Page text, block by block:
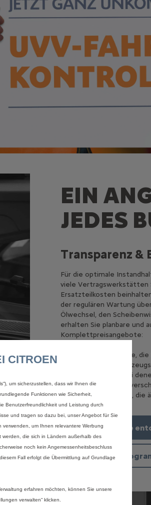
EIN
JEDES
Transparenz
Für die optimale
viele Vertragswerkstätten
Ersatzteilkosten
der regulären Wartung
Ölwechsel, den
erhalten Sie planbare und
Komplettpreisangebote:
Citroën-Originalteile,
Wartung Ihres
EUROPAR-Teile, bei
zugelassene Teile
verwendet werden, die
Service-Pakete
Ersatzteile-
CITROEN
um sicherzustellen, dass wir Ihnen die
Funktionen wie Sicherheit,
Benutzerfreundlichkeit und Leistung durch
und tragen so dazu bei, unser Angebot für Sie
verwenden, um Ihnen relevantere Werbung
werden, die sich in Ländern außerhalb des
noch kein Angemessenheitsbeschluss
Fall erfolgt die Übermittlung auf Grundlage
erfahren möchten, können Sie unsere
verwalten“ klicken.